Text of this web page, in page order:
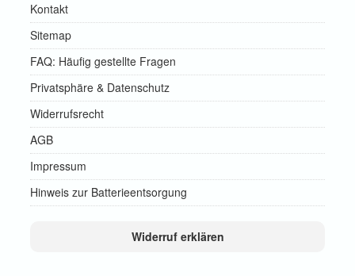
Kontakt
Sitemap
FAQ: Häufig gestellte Fragen
Privatsphäre & Datenschutz
Widerrufsrecht
AGB
Impressum
Hinweis zur Batterieentsorgung
Widerruf erklären